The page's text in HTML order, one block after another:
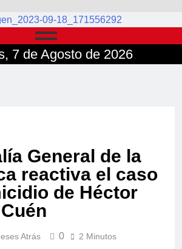
7 de Agosto de 2026
General de la
reactiva el caso
de Héctor
Atrás 0 2 Minutos